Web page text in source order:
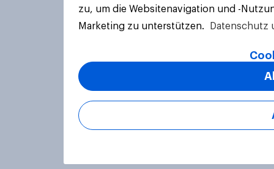
zu, um die Websitenavigation und -
Marketing zu unterstützen.
Datenschutz